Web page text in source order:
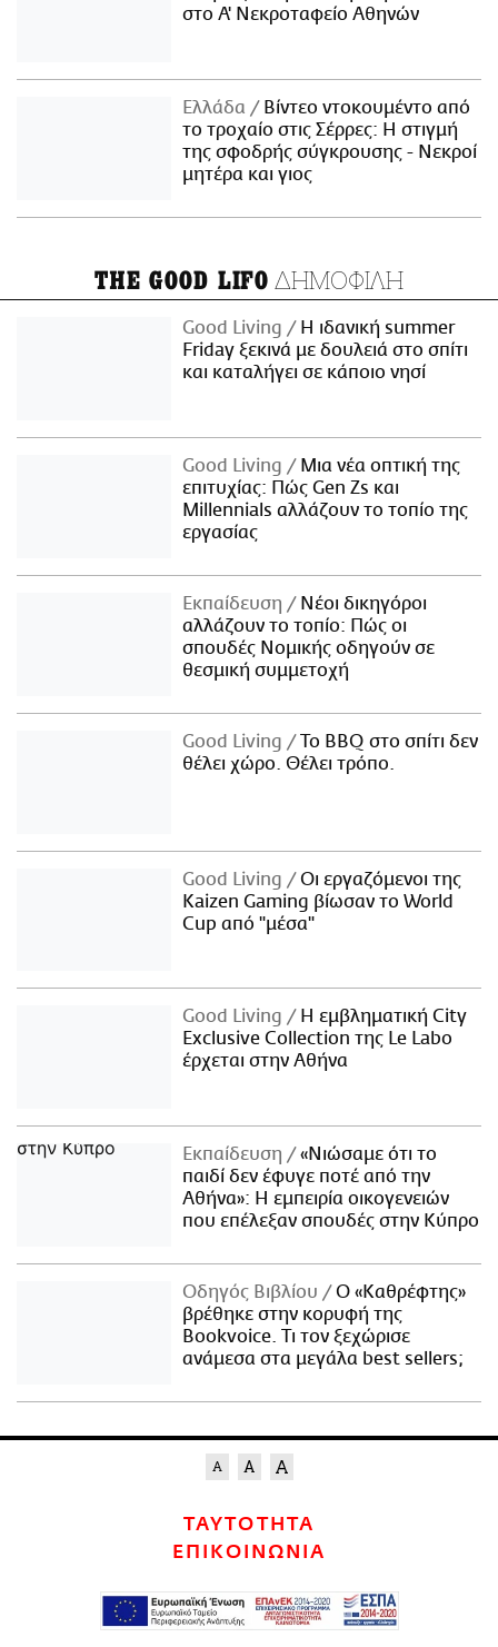
στο Α' Νεκροταφείο Αθηνών
Ελλάδα
Βίντεο ντοκουμέντο από
το τροχαίο στις Σέρρες: Η στιγμή
της σφοδρής σύγκρουσης - Νεκροί
μητέρα και γιος
THE GOOD LIFO ΔΗΜΟΦΙΛΗ
Good Living
Η ιδανική summer
Friday ξεκινά με δουλειά στο σπίτι
και καταλήγει σε κάποιο νησί
Good Living
Μια νέα οπτική της
επιτυχίας: Πώς Gen Zs και
Millennials αλλάζουν το τοπίο της
εργασίας
Εκπαίδευση
Νέοι δικηγόροι
αλλάζουν το τοπίο: Πώς οι
σπουδές Νομικής οδηγούν σε
θεσμική συμμετοχή
Good Living
Το BBQ στο σπίτι δεν
θέλει χώρο. Θέλει τρόπο.
Good Living
Οι εργαζόμενοι της
Kaizen Gaming βίωσαν το World
Cup από "μέσα"
Good Living
Η εμβληματική City
Exclusive Collection της Le Labo
έρχεται στην Αθήνα
Εκπαίδευση
«Νιώσαμε ότι το
παιδί δεν έφυγε ποτέ από την
Αθήνα»: Η εμπειρία οικογενειών
που επέλεξαν σπουδές στην Κύπρο
Οδηγός Βιβλίου
Ο «Καθρέφτης»
βρέθηκε στην κορυφή της
Bookvoice. Τι τον ξεχώρισε
ανάμεσα στα μεγάλα best sellers;
ΤΑΥΤΟΤΗΤΑ
ΕΠΙΚΟΙΝΩΝΙΑ